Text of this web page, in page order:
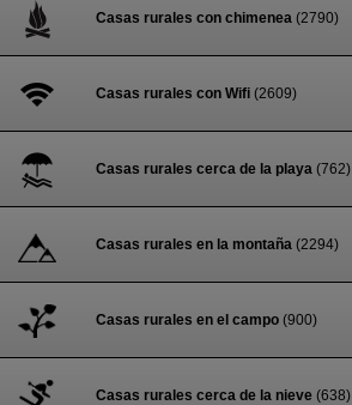
Casas rurales con chimenea (2790)
Casas rurales con Wifi (2609)
Casas rurales cerca de la playa (762)
Casas rurales en la montaña (2294)
Casas rurales en el campo (900)
Casas rurales cerca de la nieve (638)